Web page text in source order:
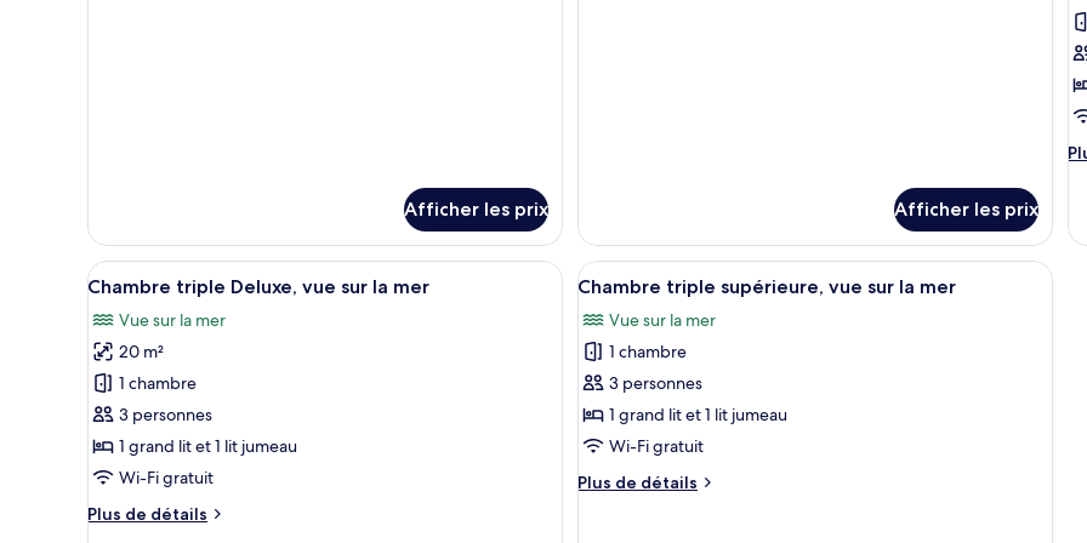
Afficher les prix Afficher les prix
Afficher
toutes
les
photos
pour
ce
type
de
chambre :
Chambre
Une chambre d’hôtel moderne avec un lit blanc, une literie jaune, un lustre, des œuvres d’art accrochées
1
Chambre triple Deluxe, vue sur la mer
Vue sur la mer
20 m²
1 chambre
3 personnes
1 grand lit et 1 lit jumeau
Wi-Fi gratuit
Plus de détails
Plus
Afficher
toutes
les
photos
pour
ce
type
chambre :
Draps italiens de Frette, literie de
1
Chambre triple supérieure, vue sur la mer
Vue sur la mer
1 chambre
3 personnes
1 grand lit et 1 lit jumeau
Wi-Fi gratuit
Plus de détails
Plus